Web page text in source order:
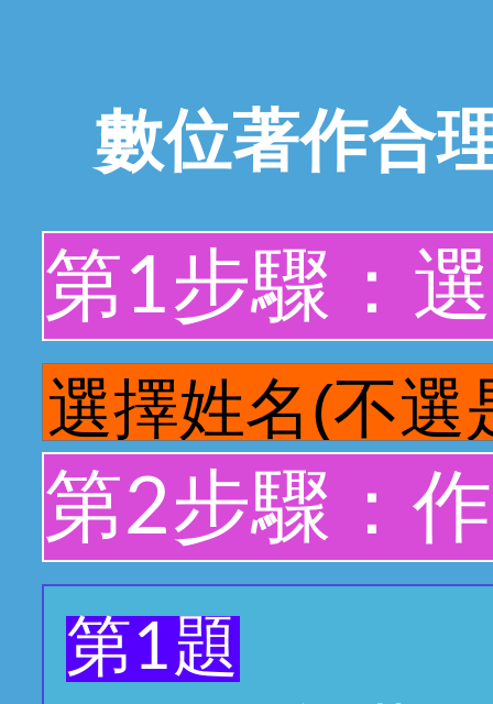
數位著作合
第1步驟：
第2步驟：
第1題